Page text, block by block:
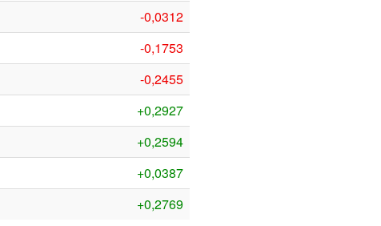
-0,0312
-0,1753
-0,2455
+0,2927
+0,2594
+0,0387
+0,2769